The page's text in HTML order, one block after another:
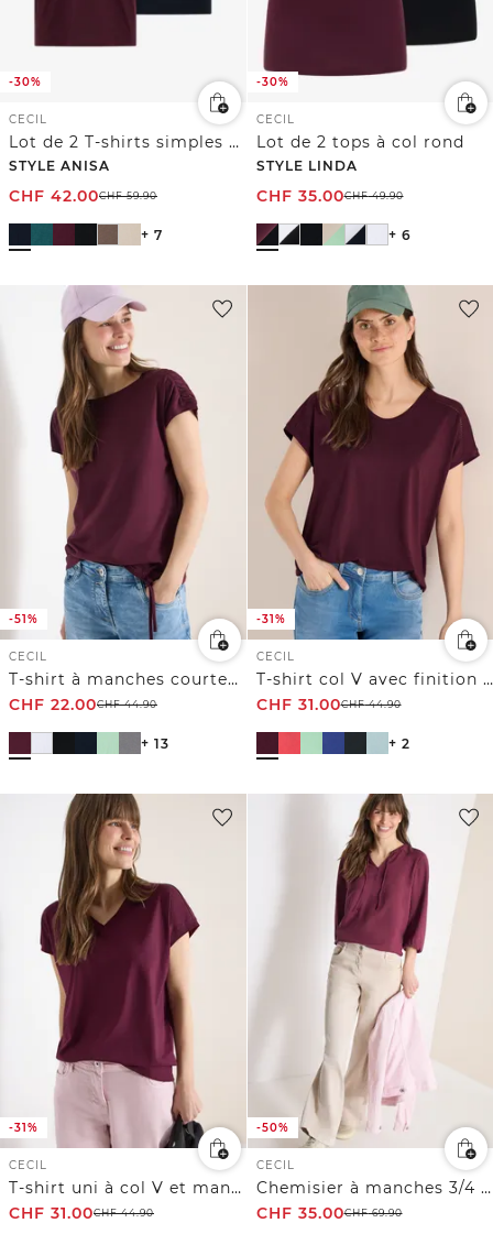
-30%
CECIL
Lot de 2 T-shirts simples à col rond
STYLE ANISA
CHF 42.00CHF59.90
+ 7
-30%
CECIL
Lot de 2 tops à col rond
STYLE LINDA
CHF 35.00CHF49.90
+ 6
-51%
CECIL
T-shirt à manches courtes avec fronces
CHF 22.00CHF44.90
+ 13
-31%
CECIL
T-shirt col V avec finition décorative ajourée
CHF 31.00CHF44.90
+ 2
-31%
CECIL
T-shirt uni à col V et manches courtes
CHF 31.00CHF44.90
-50%
CECIL
Chemisier à manches 3/4 avec col fendu
CHF 35.00CHF69.90